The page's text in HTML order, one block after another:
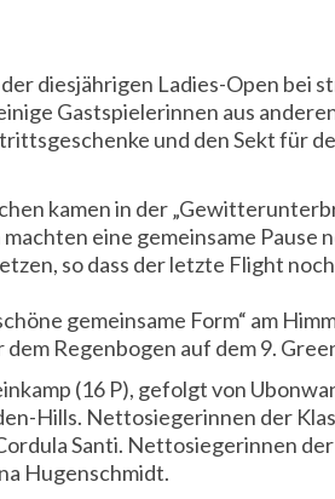
diesjährigen Ladies-Open bei
Gastspielerinnen aus
und den Sekt für
kamen in der
eine gemeinsame Pause
so dass der letzte Flight
gemeinsame Form“ am
Regenbogen auf dem 9.
(16 P), gefolgt von
Hills. Nettosiegerinnen der
Santi. Nettosiegerinnen
Hugenschmidt.